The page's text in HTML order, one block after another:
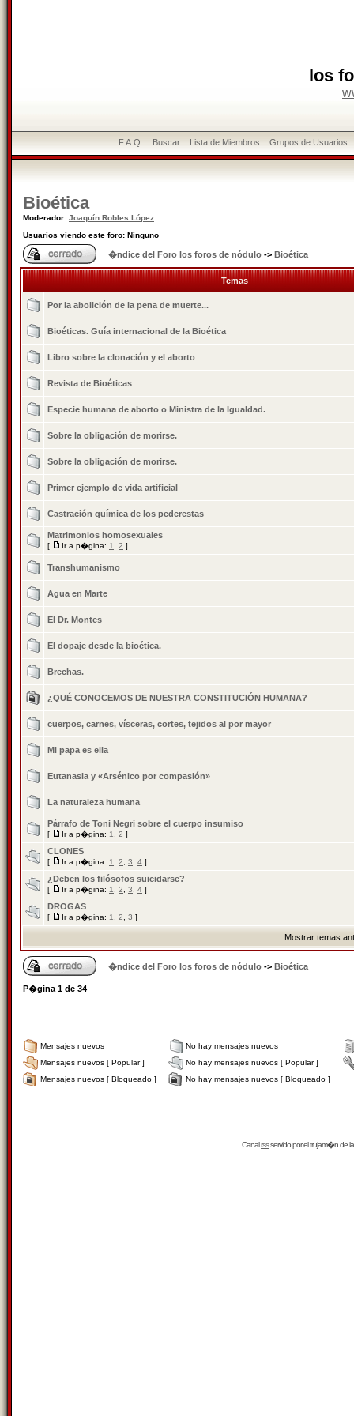
los
F.A.Q. Buscar Lista de Miembros Grupos de Usuarios
Bioética
Moderador: Joaquín Robles López
Usuarios viendo este foro: Ninguno
�ndice del Foro los foros de nódulo -> Bioética
Temas
Por la abolición de la pena de muerte...
Bioéticas. Guía internacional de la Bioética
Libro sobre la clonación y el aborto
Revista de Bioéticas
Especie humana de aborto o Ministra de la Igualdad.
Sobre la obligación de morirse.
Sobre la obligación de morirse.
Primer ejemplo de vida artificial
Castración química de los pederestas
Matrimonios homosexuales
[ Ir a p�gina: 1 2 ]
Transhumanismo
Agua en Marte
El Dr. Montes
El dopaje desde la bioética.
Brechas.
¿QUÉ CONOCEMOS DE NUESTRA CONSTITUCIÓN HUMANA?
cuerpos, carnes, vísceras, cortes, tejidos al por mayor
Mi papa es ella
Eutanasia y «Arsénico por compasión»
La naturaleza humana
Párrafo de Toni Negri sobre el cuerpo insumiso
[ Ir a p�gina: 1 2 ]
CLONES
[ Ir a p�gina: 1 2 3 4 ]
¿Deben los filósofos suicidarse?
[ Ir a p�gina: 1 2 3 4 ]
DROGAS
[ Ir a p�gina: 1 2 3 ]
Mostrar temas
�ndice del Foro los foros de nódulo -> Bioética
P�gina 1 de 34
Mensajes nuevos
No hay mensajes nuevos
Mensajes nuevos [ Popular ]
No hay mensajes nuevos [ Popular ]
Mensajes nuevos [ Bloqueado ]
No hay mensajes nuevos [ Bloqueado ]
Canalrssservido por eltrujam�nde